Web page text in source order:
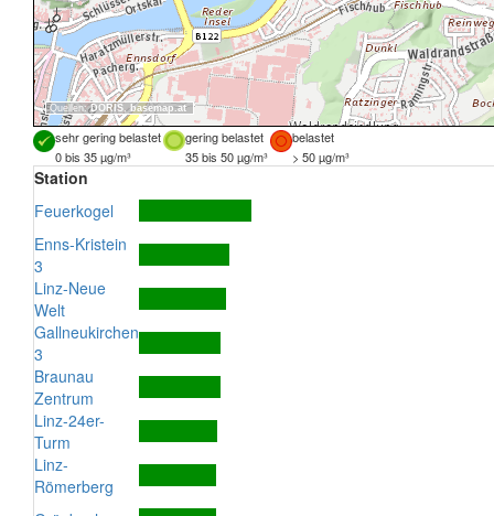
Quellen:DORIS, basemap.at
sehr gering belastet gering belastet
belastet
0 bis 35 µg/m³
35 bis 50 µg/m³ > 50 µg/m³
Station
Feuerkogel
Enns-Kristein
3
Linz-Neue
Welt
Gallneukirchen
3
Braunau
Zentrum
Linz-24er-
Turm
Linz-
Römerberg